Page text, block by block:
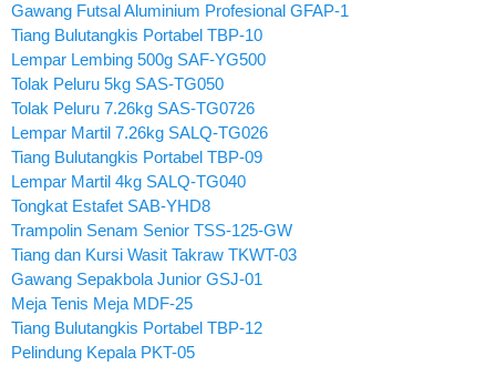
Gawang Futsal Aluminium Profesional GFAP-1
Tiang Bulutangkis Portabel TBP-10
Lempar Lembing 500g SAF-YG500
Tolak Peluru 5kg SAS-TG050
Tolak Peluru 7.26kg SAS-TG0726
Lempar Martil 7.26kg SALQ-TG026
Tiang Bulutangkis Portabel TBP-09
Lempar Martil 4kg SALQ-TG040
Tongkat Estafet SAB-YHD8
Trampolin Senam Senior TSS-125-GW
Tiang dan Kursi Wasit Takraw TKWT-03
Gawang Sepakbola Junior GSJ-01
Meja Tenis Meja MDF-25
Tiang Bulutangkis Portabel TBP-12
Pelindung Kepala PKT-05